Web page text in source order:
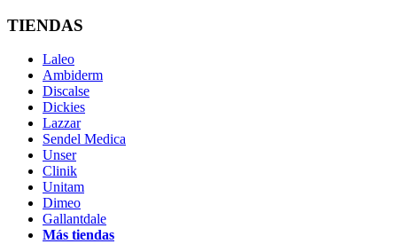
TIENDAS
Laleo
Ambiderm
Discalse
Dickies
Lazzar
Sendel Medica
Unser
Clinik
Unitam
Dimeo
Gallantdale
Más tiendas